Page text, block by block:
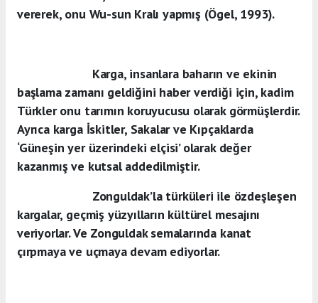
vererek, onu Wu-sun Kralı yapmış (Ögel, 1993).
Karga, insanlara baharın ve ekinin
başlama zamanı geldiğini haber verdiği için, kadim
Türkler onu tarımın koruyucusu olarak görmüşlerdir.
Ayrıca karga İskitler, Sakalar ve Kıpçaklarda
‘Güneşin yer üzerindeki elçisi’ olarak değer
kazanmış ve kutsal addedilmiştir.
Zonguldak’la türküleri ile özdeşleşen
kargalar, geçmiş yüzyılların kültürel mesajını
veriyorlar. Ve Zonguldak semalarında kanat
çırpmaya ve uçmaya devam ediyorlar.